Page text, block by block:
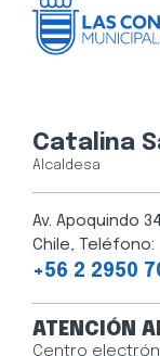
Catalina
Alcaldesa
Av. Apoquindo
Chile, Teléfono:
+56 2 2950
ATENCIÓN
Centro